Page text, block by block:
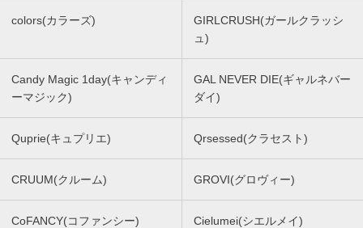
colors(カラーズ)
GIRLCRUSH(ガールクラッシ
ュ)
Candy Magic 1day(キャンディ
ーマジック)
GAL NEVER DIE(ギャルネバー
ダイ)
Quprie(キュプリエ) Qrsessed(クラセスト)
CRUUM(クルーム) GROVI(グロヴィー)
CoFANCY(コファンシー) Cielumei(シエルメイ)